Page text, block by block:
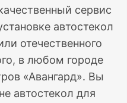
сервис
автостекол
отечественного
в любом городе
«Авангард». Вы
автостекол для